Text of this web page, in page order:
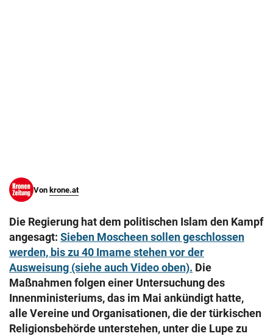
Von krone.at
Die Regierung hat dem politischen Islam den Kampf
angesagt: Sieben Moscheen sollen geschlossen
werden, bis zu 40 Imame stehen vor der
Ausweisung (siehe auch Video oben). Die
Maßnahmen folgen einer Untersuchung des
Innenministeriums, das im Mai ankündigt hatte,
alle Vereine und Organisationen, die der türkischen
Religionsbehörde unterstehen, unter die Lupe zu